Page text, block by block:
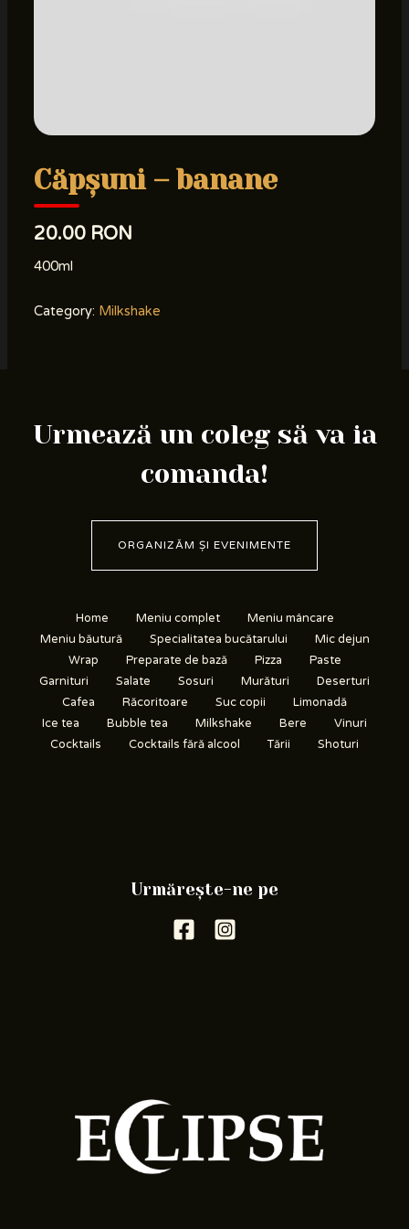
Căpșuni – banane
20.00 RON
400ml
Category: Milkshake
Urmează un coleg să va ia
comanda!
ORGANIZĂM ȘI EVENIMENTE
Home Meniu complet
Meniu mâncare
Meniu băutură
Specialitatea bucătarului
Mic dejun
Wrap
Preparate de bază Pizza
Paste
Garnituri
Salate Sosuri Murături
Deserturi
Cafea
Răcoritoare Suc copii
Limonadă
Ice tea
Bubble tea Milkshake Bere
Vinuri
Cocktails
Cocktails fără alcool Tării Shoturi
Urmărește-ne pe